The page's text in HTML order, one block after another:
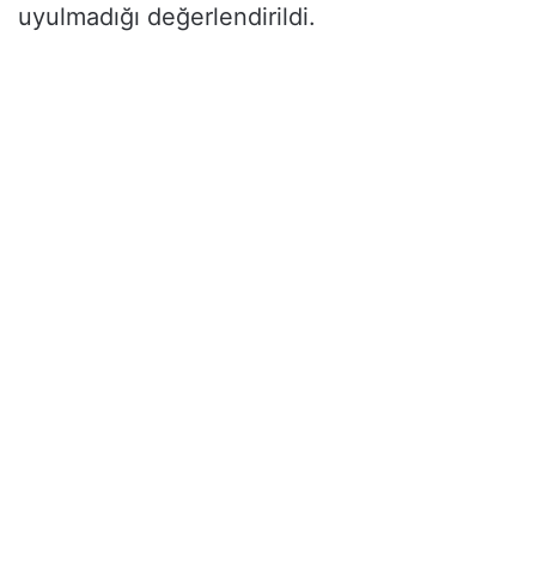
uyulmadığı değerlendirildi.